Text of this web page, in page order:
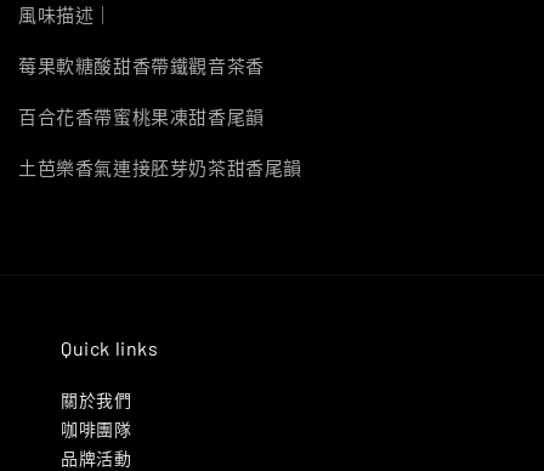
風味描述｜
莓果軟糖酸甜香帶鐵觀音茶香
百合花香帶蜜桃果凍甜香尾韻
土芭樂香氣連接胚芽奶茶甜香尾韻
Quick links
關於我們
咖啡團隊
品牌活動